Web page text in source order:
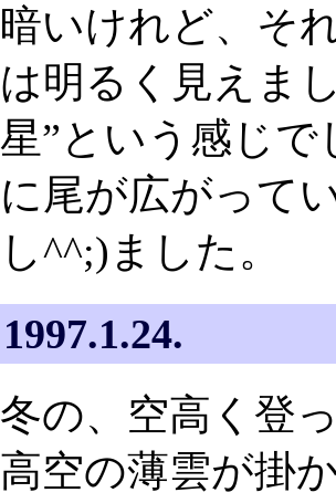
暗いけれど、そ
は明るく見えま
星”という感じ
に尾が広がって
し^^;)ました。
1997.1.24.
冬の、空高く登
高空の薄雲が掛